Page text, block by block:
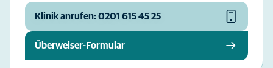
Klinik anrufen: 0201 615 45 25
Überweiser-Formular